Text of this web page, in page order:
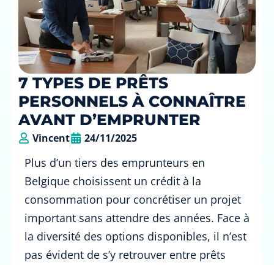
7 TYPES DE PRÊTS
PERSONNELS À CONNAÎTRE
AVANT D’EMPRUNTER
Vincent 24/11/2025
Plus d’un tiers des emprunteurs en
Belgique choisissent un crédit à la
consommation pour concrétiser un projet
important sans attendre des années. Face à
la diversité des options disponibles, il n’est
pas évident de s’y retrouver entre prêts